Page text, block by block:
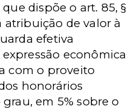
dispõe o art. 85, §
atribuição de valor à
efetiva
econômica
com o proveito
honorários
em 5% sobre o